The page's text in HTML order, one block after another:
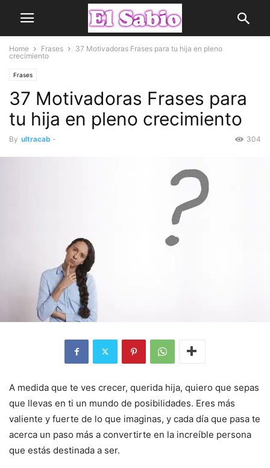
Home Frases
37 Motivadoras Frases para tu hija en pleno
crecimiento
Frases
37 Motivadoras Frases para
tu hija en pleno crecimiento
By ultracab - 304
A medida que te ves crecer, querida hija, quiero que sepas
que llevas en ti un mundo de posibilidades. Eres más
valiente y fuerte de lo que imaginas, y cada día que pasa te
acerca un paso más a convertirte en la increíble persona
que estás destinada a ser.